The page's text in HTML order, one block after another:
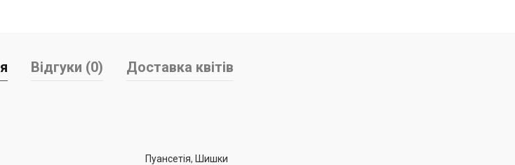
Відгуки (0) Доставка квітів
Пуансетія, Шишки